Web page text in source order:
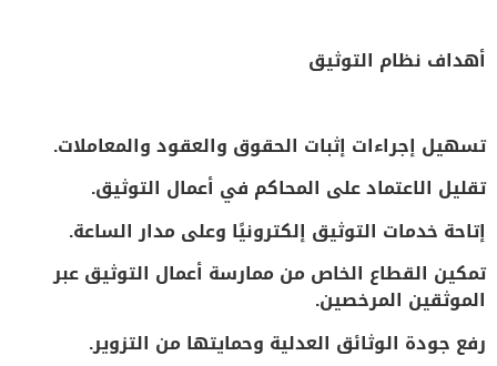
أهداف نظام التوثيق
تسهيل إجراءات إثبات الحقوق والعقود والمعاملات.
تقليل الاعتماد على المحاكم في أعمال التوثيق.
إتاحة خدمات التوثيق إلكترونيًا وعلى مدار الساعة.
تمكين القطاع الخاص من ممارسة أعمال التوثيق عبر
الموثقين المرخصين.
رفع جودة الوثائق العدلية وحمايتها من التزوير.